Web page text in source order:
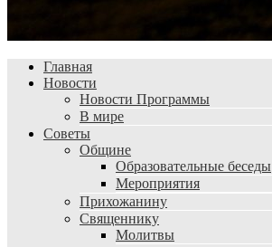
Главная
Новости
Новости Программы
В мире
Советы
Общине
Образовательные беседы
Мероприятия
Прихожанину
Священнику
Молитвы